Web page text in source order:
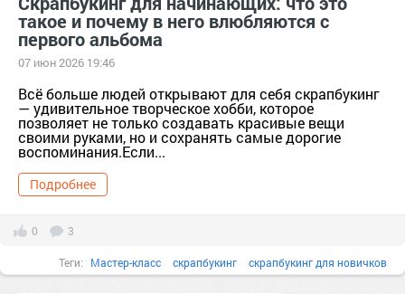
такое и почему в него влюбляются с
первого альбома
07 июн 2026 19:46
Всё больше людей открывают для себя скрапбукинг
— удивительное творческое хобби, которое
позволяет не только создавать красивые вещи
своими руками, но и сохранять самые дорогие
воспоминания.Если...
Подробнее
0 3
Теги: Мастер-класс скрапбукинг скрапбукинг для новичков